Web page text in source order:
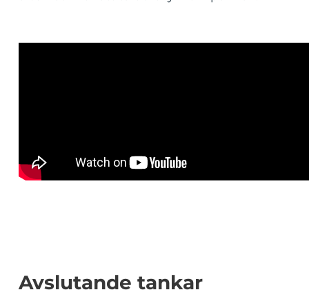
Avslutande tankar